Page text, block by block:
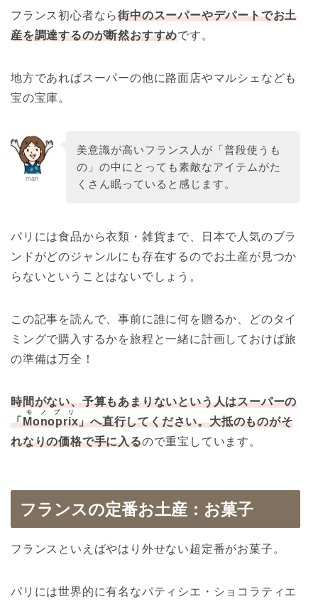
フランス初心者なら街中のスーパーやデパートでお土
産を調達するのが断然おすすめです。
地方であればスーパーの他に路面店やマルシェなども
宝の宝庫。
mari
美意識が高いフランス人が「普段使うも
の」の中にとっても素敵なアイテムがた
くさん眠っていると感じます。
パリには食品から衣類・雑貨まで、日本で人気のブラ
ンドがどのジャンルにも存在するのでお土産が見つか
らないということはないでしょう。
この記事を読んで、事前に誰に何を贈るか、どのタイ
ミングで購入するかを旅程と一緒に計画しておけば旅
の準備は万全！
時間がない、予算もあまりないという人はスーパーの
「Monoprix
モノプリ
」へ直行してください。大抵のものがそ
れなりの価格で手に入るので重宝しています。
フランスの定番お土産：お菓子
フランスといえばやはり外せない超定番がお菓子。
パリには世界的に有名なパティシエ・ショコラティエ